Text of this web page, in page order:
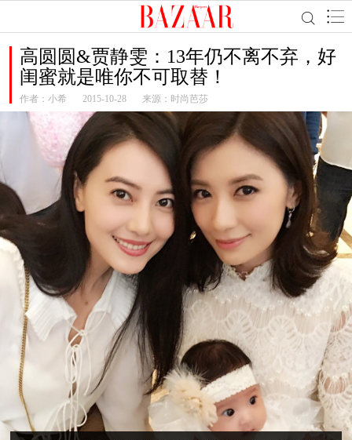
高圆圆&贾静雯：13年仍不离不弃，好
闺蜜就是唯你不可取替！
作者： 小希 2015-10-28 来源：时尚芭莎